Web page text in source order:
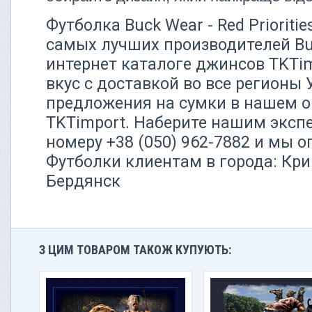
Футболка Buck Wear - Red
самых лучших производителей
интернет каталоге джинсов
вкус с доставкой во все
предложения на сумки в нашем
TKTimport. Наберите нашим
номеру +38 (050) 962-7882 и мы
Футболки клиентам в города:
Бердянск
З ЦИМ ТОВАРОМ ТАКОЖ КУПУЮТЬ: